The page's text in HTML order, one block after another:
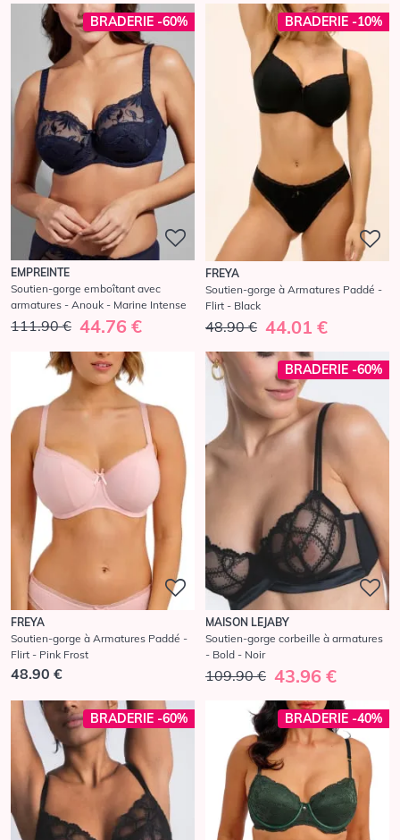
BRADERIE -60%
EMPREINTE
Soutien-gorge emboîtant avec
armatures - Anouk - Marine Intense
111.90 € 44.76 €
BRADERIE -10%
FREYA
Soutien-gorge à Armatures Paddé -
Flirt - Black
48.90 € 44.01 €
FREYA
Soutien-gorge à Armatures Paddé -
Flirt - Pink Frost
48.90 €
BRADERIE -60%
MAISON LEJABY
Soutien-gorge corbeille à armatures
- Bold - Noir
109.90 € 43.96 €
BRADERIE -60% BRADERIE -40%